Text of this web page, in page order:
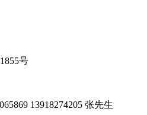
号
13918274205 张先生